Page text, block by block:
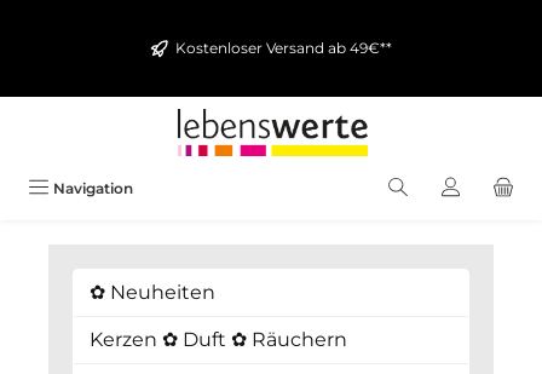
Kostenloser Versand ab 49€**
Navigation
✿ Neuheiten
Kerzen ✿ Duft ✿ Räuchern